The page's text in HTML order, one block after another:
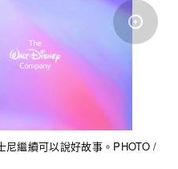
繼續可以說好故事。PHOTO /